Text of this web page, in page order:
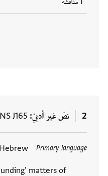
2 نصّ غير أدبيّ J165
Primary language
Hebrew
matters of
العلامات